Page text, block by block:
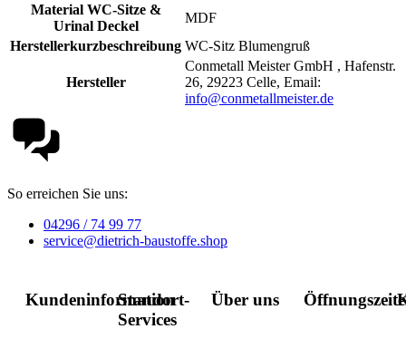
Material WC-Sitze &
Urinal Deckel
MDF
Herstellerkurzbeschreibung WC-Sitz Blumengruß
Hersteller
Conmetall Meister GmbH , Hafenstr.
26, 29223 Celle, Email:
info@conmetallmeister.de
So erreichen Sie uns:
04296 / 74 99 77
service@dietrich-baustoffe.shop
Kundeninformation
Standort-
Services
Über uns